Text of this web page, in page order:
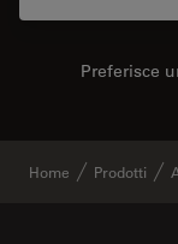
Preferisce
Home Prodotti